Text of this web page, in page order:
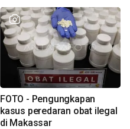
FOTO - Pengungkapan
kasus peredaran obat ilegal
di Makassar